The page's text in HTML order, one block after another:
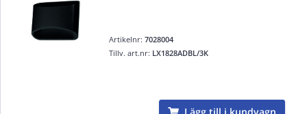
Artikelnr:7028004
Tillv. art.nr: LX1828ADBL/3K